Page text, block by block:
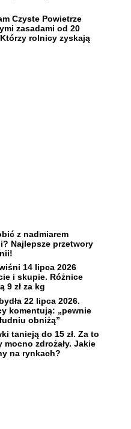
Czyste Powietrze
zasadami od 20
rolnicy zyskają
z nadmiarem
Najlepsze przetwory
14 lipca 2026
i skupie. Różnice
9 zł za kg
22 lipca 2026.
komentują: „pewnie
obniżą”
tanieją do 15 zł. Za to
mocno zdrożały. Jakie
na rynkach?